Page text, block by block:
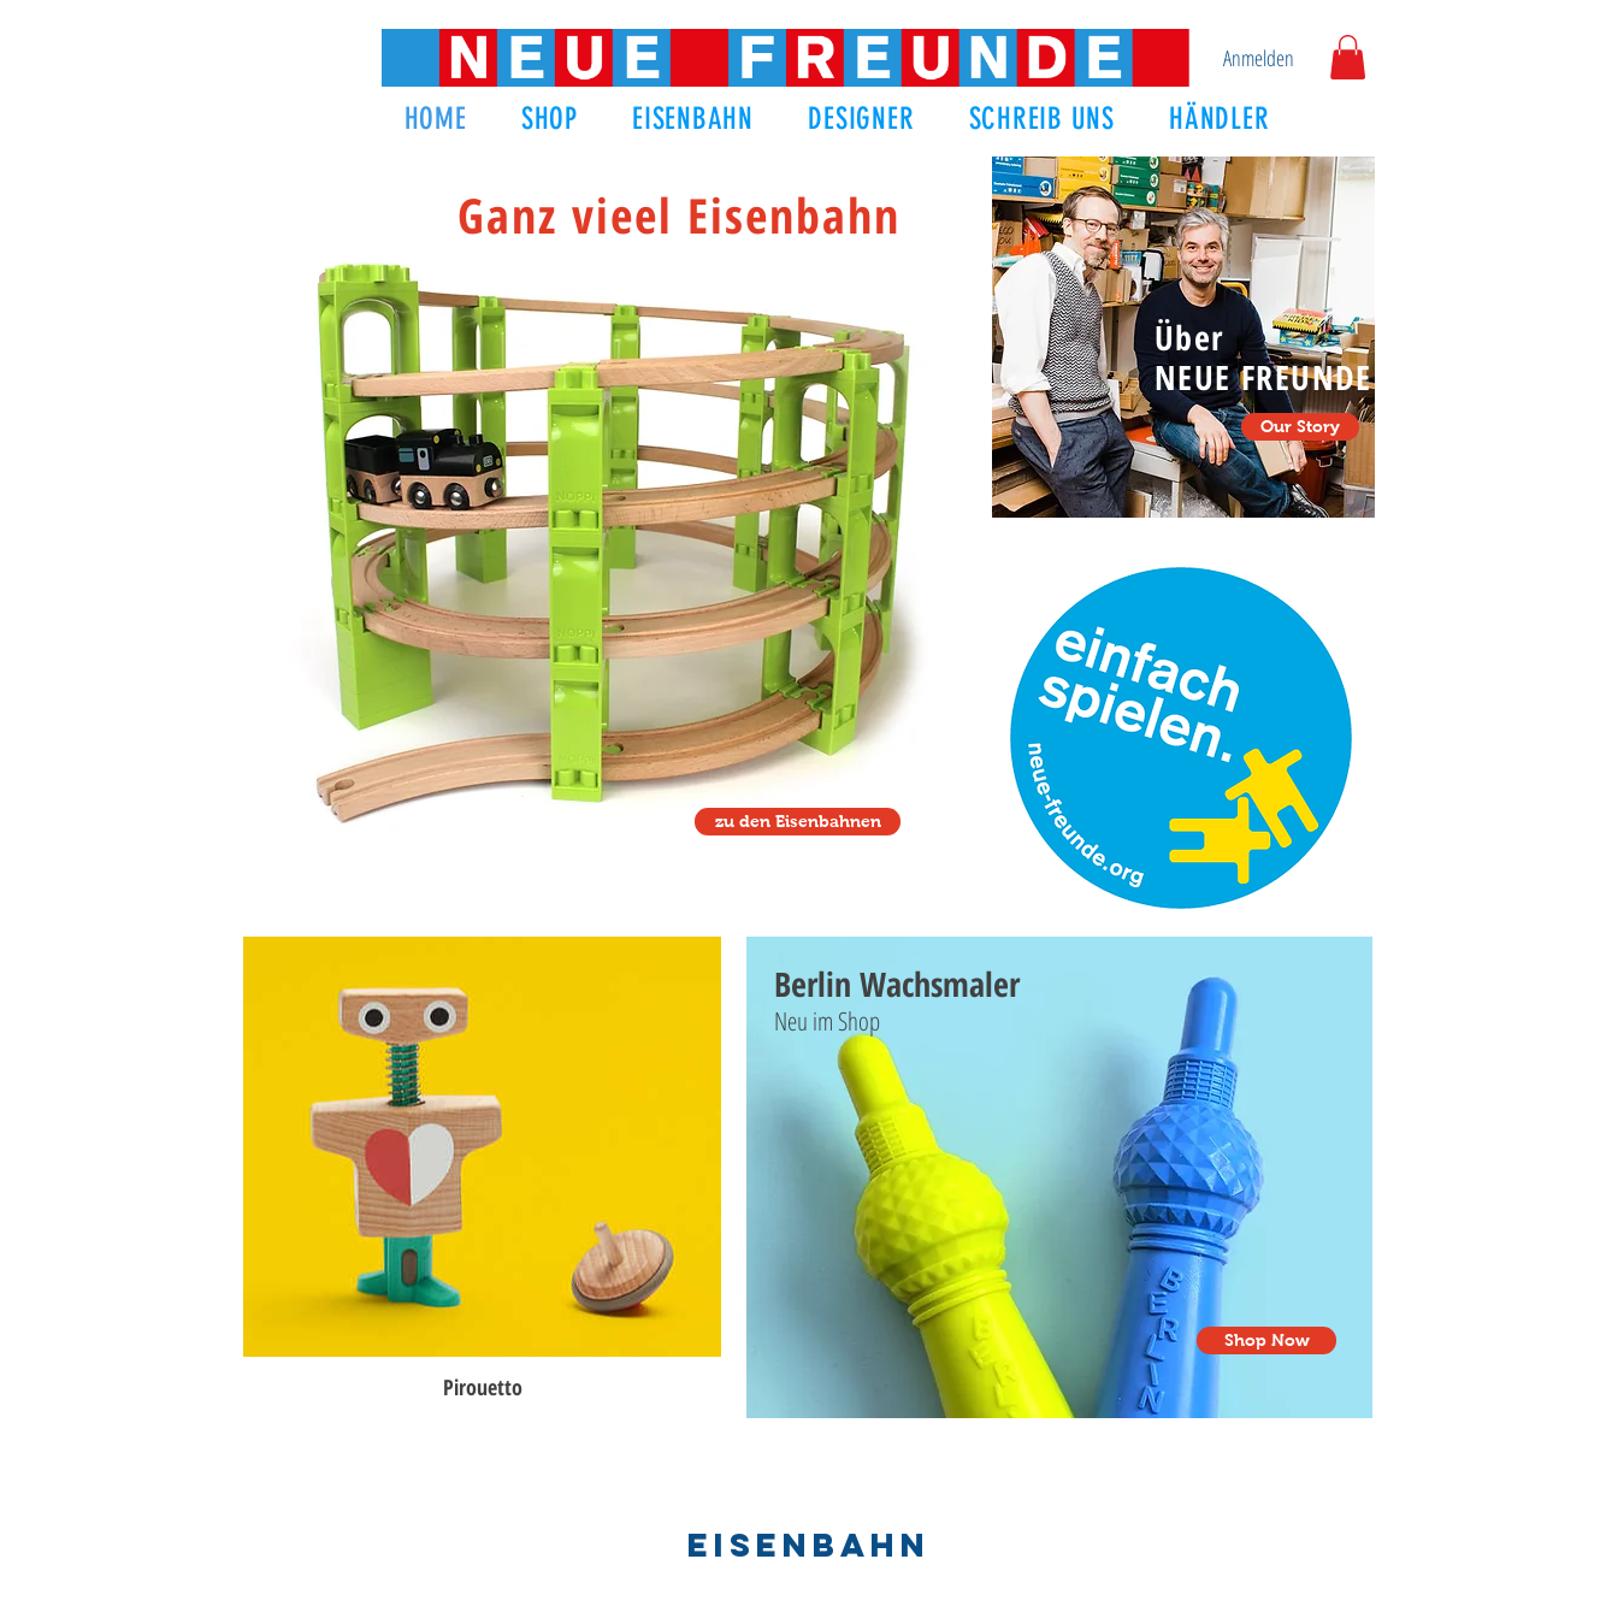
Anmelden
HOME SHOP EISENBAHN DESIGNER SCHREIB UNS HÄNDLER
Ganz vieel Eisenbahn
zu den Eisenbahnen
Über
NEUE FREUNDE
Our Story
Pirouetto
Shop Now
Berlin Wachsmaler
Neu im Shop
Eisenbahn